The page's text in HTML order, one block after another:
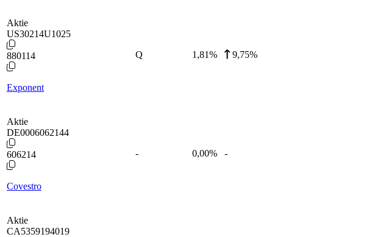
Aktie
US30214U1025
880114
Exponent
Q 1,81% 9,75%
Aktie
DE0006062144
606214
Covestro
- 0,00% -
Aktie
CA5359194019